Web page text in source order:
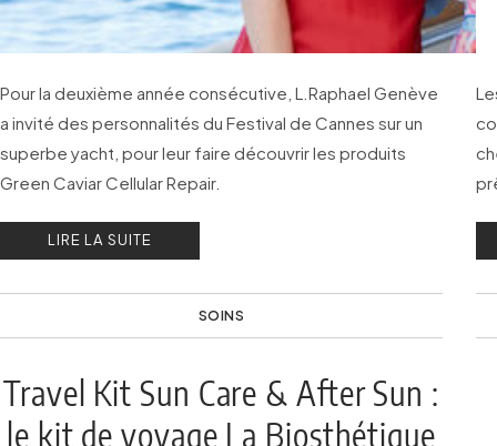
Pour la deuxième année consécutive, L.Raphael Genève
a invité des personnalités du Festival de Cannes sur un
superbe yacht, pour leur faire découvrir les produits
Green Caviar Cellular Repair.
LIRE LA SUITE
SOINS
Travel Kit Sun Care & After Sun :
le kit de voyage La Biosthétique